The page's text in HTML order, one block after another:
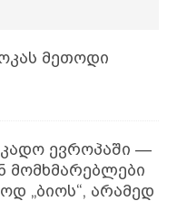
მეთოდი
ევროპაში —
მომხმარებლები
„ბიოს“, არამედ